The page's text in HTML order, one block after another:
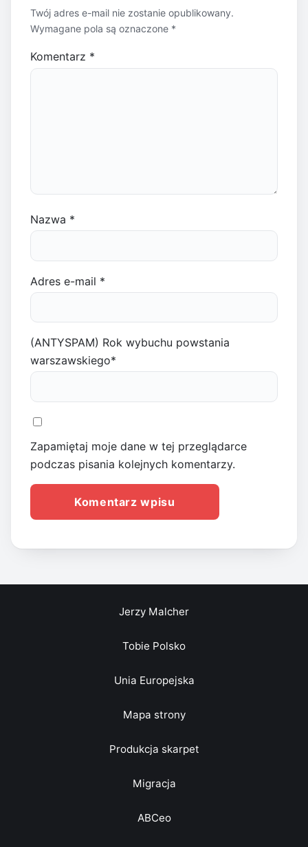
Twój adres e-mail nie zostanie opublikowany.
Wymagane pola są oznaczone *
Komentarz *
Nazwa *
Adres e-mail *
(ANTYSPAM) Rok wybuchu powstania
warszawskiego*
Zapamiętaj moje dane w tej przeglądarce
podczas pisania kolejnych komentarzy.
Jerzy Malcher
Tobie Polsko
Unia Europejska
Mapa strony
Produkcja skarpet
Migracja
ABCeo